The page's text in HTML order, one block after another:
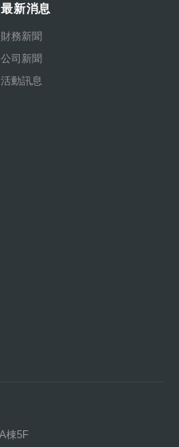
最新消息
財務新聞
公司新聞
活動訊息
棟5F